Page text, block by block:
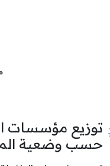
توزيع مؤسسات
حسب وضعية